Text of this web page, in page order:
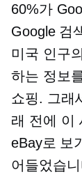
60%가
Google 검
미국 인구
하는 정보
쇼핑. 그래
래 전에 이
eBay로 보
어들었습